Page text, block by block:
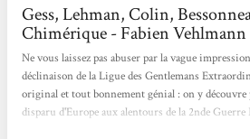
Gess, Lehman, Colin,
Chimérique - Fabien Vehlmann
Ne vous laissez pas abuser par la vague
déclinaison de la Ligue des Gentlemans
original et tout bonnement génial : on y
disparu d'Europe aux alentours de la 2nde